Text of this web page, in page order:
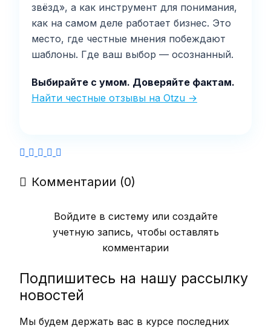
звёзд», а как инструмент для понимания,
как на самом деле работает бизнес. Это
место, где честные мнения побеждают
шаблоны. Где ваш выбор — осознанный.
Выбирайте с умом. Доверяйте фактам.
Найти честные отзывы на Otzu →
Комментарии (0)
Войдите в систему или создайте
учетную запись, чтобы оставлять
комментарии
Подпишитесь на нашу рассылку
новостей
Мы будем держать вас в курсе последних